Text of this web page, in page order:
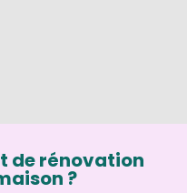
de rénovation
?